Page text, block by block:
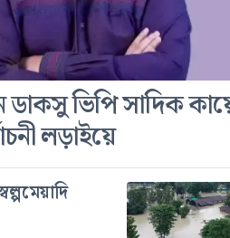
ডাকসু ভিপি সাদিক
লড়াইয়ে